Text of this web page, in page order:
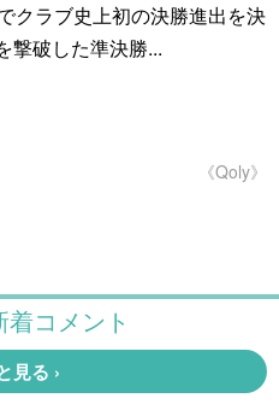
クラブ史上初の決勝進出を決
撃破した準決勝...
《Qoly》